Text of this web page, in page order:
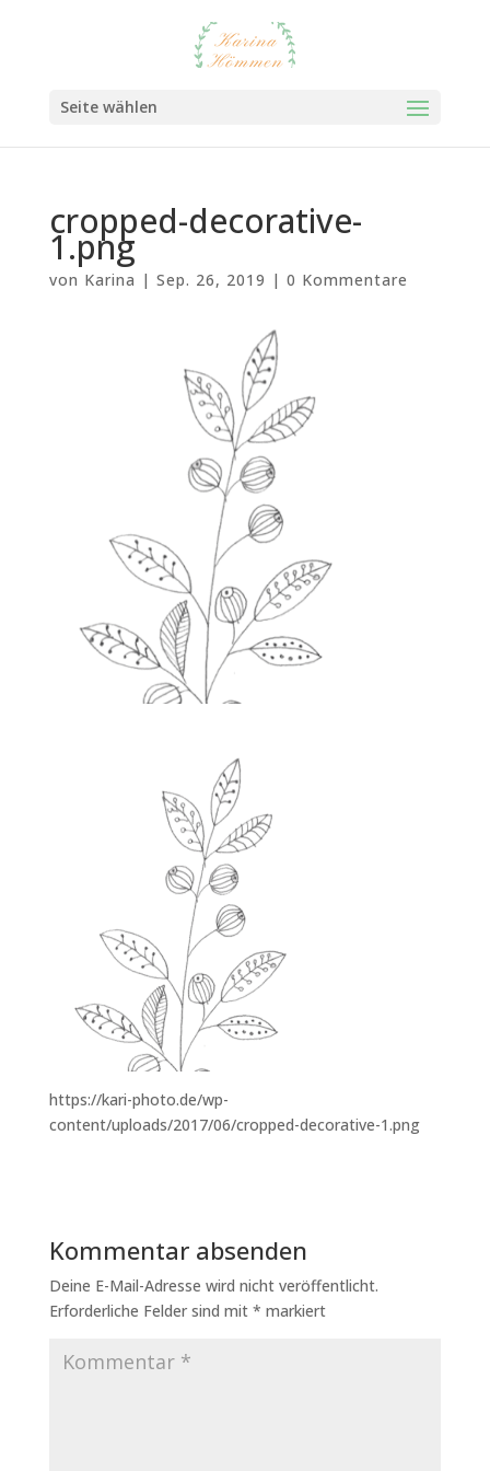
Seite wählen
cropped-decorative-
1.png
von Karina | Sep. 26, 2019 | 0 Kommentare
https://kari-photo.de/wp-
content/uploads/2017/06/cropped-decorative-1.png
Kommentar absenden
Deine E-Mail-Adresse wird nicht veröffentlicht.
Erforderliche Felder sind mit * markiert